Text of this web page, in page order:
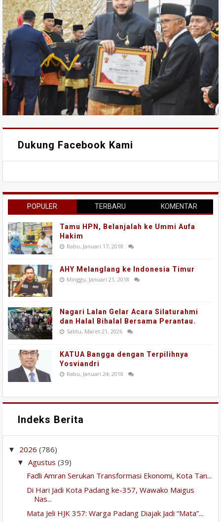
Dukung Facebook Kami
POPULER TERBARU KOMENTAR
Tamu HPN, Belanjalah ke Ummi Aufa
Hakim
Rabu, Januari 17, 2018
AHY Melanglang ke Indonesia Timur
Minggu, Januari 21, 2018
Nagari Lalan Gelar Acara Silaturahmi
dan Halal Bihalal Bersama Perantau.
Sabtu, Maret 21, 2026
KATUA Bangga dengan Terpilihnya
Yosviandri
Rabu, Januari 24, 2018
Indeks Berita
▼ 2026 (786)
▼ Agustus (39)
Fadli Amran Serukan Transformasi Ekonomi, Kota Tan...
Di Hari Jadi Kota Padang ke-357, Wawako Maigus
Nas...
Mata Jeli HJK 357: Warga Padang Diajak Jadi “Mata”...